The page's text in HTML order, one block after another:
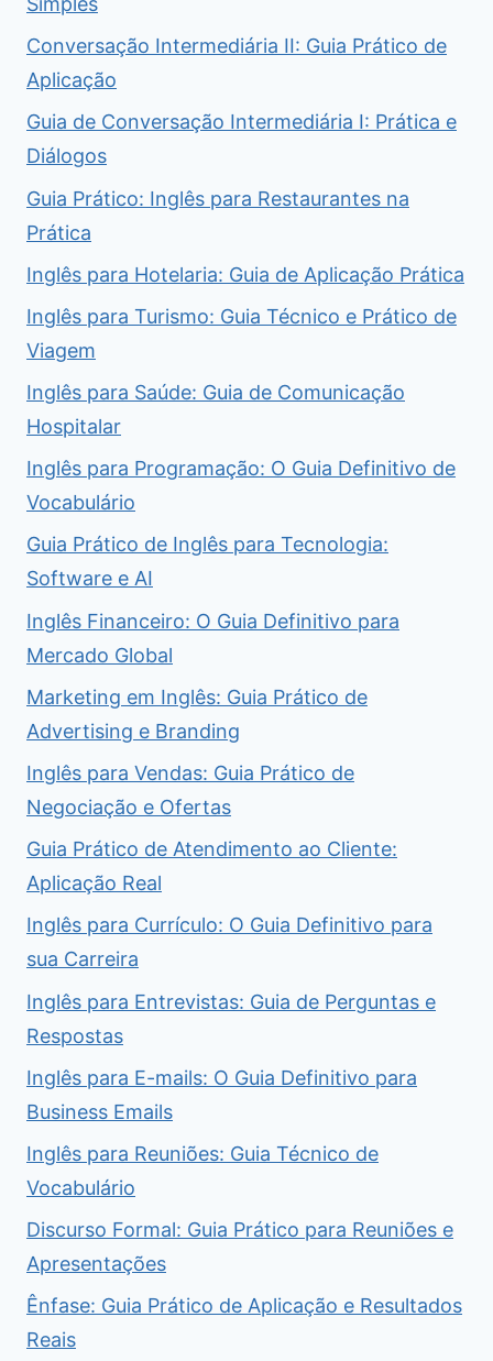
Conversação Intermediária II: Guia Prático de
Aplicação
Guia de Conversação Intermediária I: Prática e
Diálogos
Guia Prático: Inglês para Restaurantes na
Prática
Inglês para Hotelaria: Guia de Aplicação Prática
Inglês para Turismo: Guia Técnico e Prático de
Viagem
Inglês para Saúde: Guia de Comunicação
Hospitalar
Inglês para Programação: O Guia Definitivo de
Vocabulário
Guia Prático de Inglês para Tecnologia:
Software e AI
Inglês Financeiro: O Guia Definitivo para
Mercado Global
Marketing em Inglês: Guia Prático de
Advertising e Branding
Inglês para Vendas: Guia Prático de
Negociação e Ofertas
Guia Prático de Atendimento ao Cliente:
Aplicação Real
Inglês para Currículo: O Guia Definitivo para
sua Carreira
Inglês para Entrevistas: Guia de Perguntas e
Respostas
Inglês para E-mails: O Guia Definitivo para
Business Emails
Inglês para Reuniões: Guia Técnico de
Vocabulário
Discurso Formal: Guia Prático para Reuniões e
Apresentações
Ênfase: Guia Prático de Aplicação e Resultados
Reais